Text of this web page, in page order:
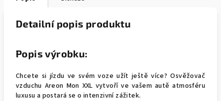
Detailní popis produktu
Popis výrobku:
Chcete si jízdu ve svém voze užít ještě více? Osvěžovač
vzduchu Areon Mon XXL vytvoří ve vašem autě atmosféru
luxusu a postará se o intenzivní zážitek.